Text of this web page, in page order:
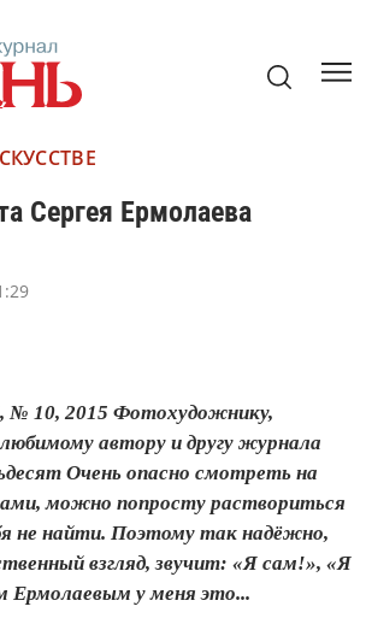
Сергея Ермолаева
№ 10, 2015 Фотохудожнику,
автору и другу журнала
Очень опасно смотреть на
можно попросту раствориться
не найти. Поэтому так надёжно,
взгляд, звучит: «Я сам!», «Я
Ермолаевым у меня это...